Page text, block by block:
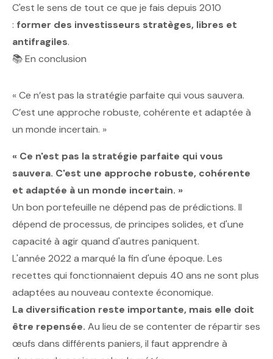
C'est le sens de tout ce que je fais depuis 2010
: former des investisseurs stratèges, libres et
antifragiles.
📚 En conclusion
« Ce n’est pas la stratégie parfaite qui vous sauvera.
C’est une approche robuste, cohérente et adaptée à
un monde incertain. »
« Ce n'est pas la stratégie parfaite qui vous
sauvera. C'est une approche robuste, cohérente
et adaptée à un monde incertain. »
Un bon portefeuille ne dépend pas de prédictions. Il
dépend de processus, de principes solides, et d'une
capacité à agir quand d'autres paniquent.
L'année 2022 a marqué la fin d'une époque. Les
recettes qui fonctionnaient depuis 40 ans ne sont plus
adaptées au nouveau contexte économique.
La diversification reste importante, mais elle doit
être repensée. Au lieu de se contenter de répartir ses
œufs dans différents paniers, il faut apprendre à